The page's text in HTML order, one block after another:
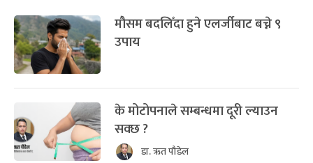
मौसम बदलिँदा हुने एलर्जीबाट बच्ने ९
उपाय
के मोटोपनाले सम्बन्धमा दूरी ल्याउन
सक्छ ?
डा. ऋत पौडेल